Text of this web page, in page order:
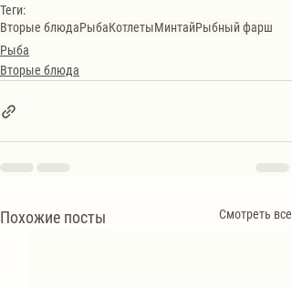
Теги:
Вторые блюдаРыбаКотлетыМинтайРыбный фарш
Рыба
Вторые блюда
Похожие посты Смотреть все